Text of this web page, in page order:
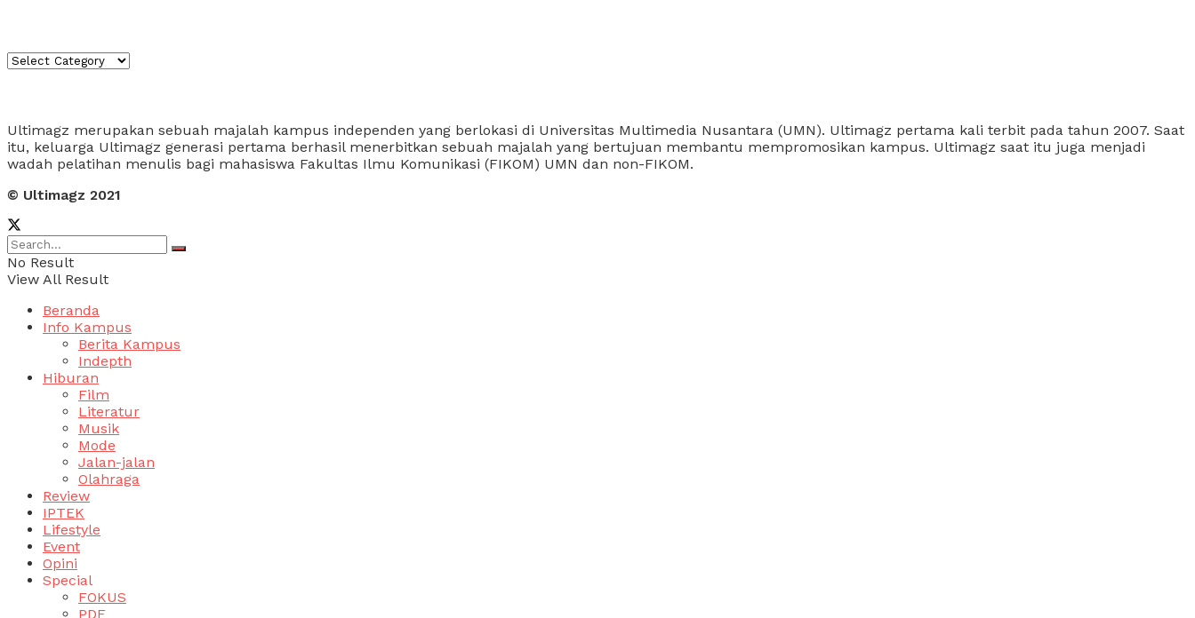
Kategori
Ultimagz merupakan sebuah majalah kampus independen yang berlokasi di Universitas Multimedia Nusantara (UMN). Ultimagz pertama kali terbit pada tahun 2007. Saat
itu, keluarga Ultimagz generasi pertama berhasil menerbitkan sebuah majalah yang bertujuan membantu mempromosikan kampus. Ultimagz saat itu juga menjadi
wadah pelatihan menulis bagi mahasiswa Fakultas Ilmu Komunikasi (FIKOM) UMN dan non-FIKOM.
© Ultimagz 2021
No Result
View All Result
Beranda
Info Kampus
Berita Kampus
Indepth
Hiburan
Film
Literatur
Musik
Mode
Jalan-jalan
Olahraga
Review
IPTEK
Lifestyle
Event
Opini
Special
FOKUS
PDF